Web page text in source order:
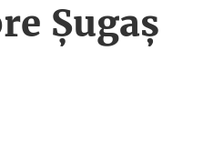
Șugaș